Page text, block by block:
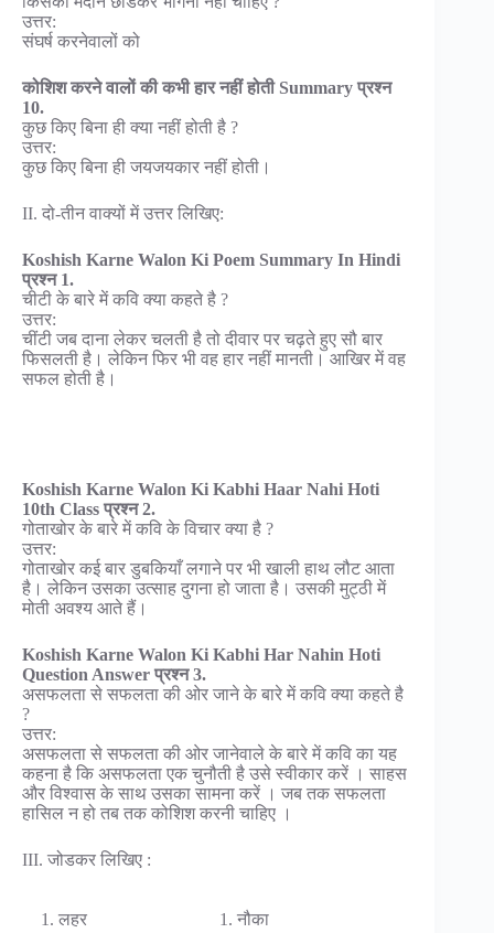
उत्तर:
संघर्ष करनेवालों को
कोशिश करने वालों की कभी हार नहीं होती Summary प्रश्न
10.
कुछ किए बिना ही क्या नहीं होती है ?
उत्तर:
कुछ किए बिना ही जयजयकार नहीं होती।
II. दो-तीन वाक्यों में उत्तर लिखिए:
Koshish Karne Walon Ki Poem Summary In Hindi
प्रश्न 1.
चीटी के बारे में कवि क्या कहते है ?
उत्तर:
चींटी जब दाना लेकर चलती है तो दीवार पर चढ़ते हुए सौ बार
फिसलती है। लेकिन फिर भी वह हार नहीं मानती। आखिर में वह
सफल होती है।
Koshish Karne Walon Ki Kabhi Haar Nahi Hoti
10th Class प्रश्न 2.
गोताखोर के बारे में कवि के विचार क्या है ?
उत्तर:
गोताखोर कई बार डुबकियाँ लगाने पर भी खाली हाथ लौट आता
है। लेकिन उसका उत्साह दुगना हो जाता है। उसकी मुट्ठी में
मोती अवश्य आते हैं।
Koshish Karne Walon Ki Kabhi Har Nahin Hoti
Question Answer प्रश्न 3.
असफलता से सफलता की ओर जाने के बारे में कवि क्या कहते है
?
उत्तर:
असफलता से सफलता की ओर जानेवाले के बारे में कवि का यह
कहना है कि असफलता एक चुनौती है उसे स्वीकार करें । साहस
और विश्वास के साथ उसका सामना करें । जब तक सफलता
हासिल न हो तब तक कोशिश करनी चाहिए ।
III. जोडकर लिखिए :
1. लहर 1. नौका